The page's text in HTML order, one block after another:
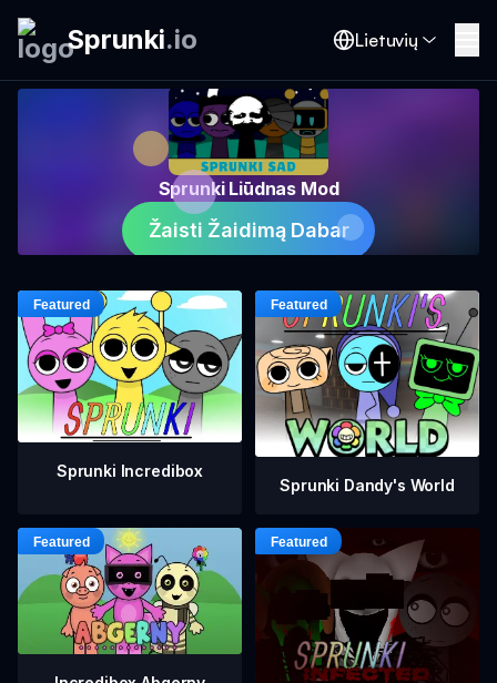
Sprunki.io Lietuvių
Sprunki Liūdnas Mod
Žaisti Žaidimą Dabar
Sprunki Incredibox
Sprunki Dandy's World